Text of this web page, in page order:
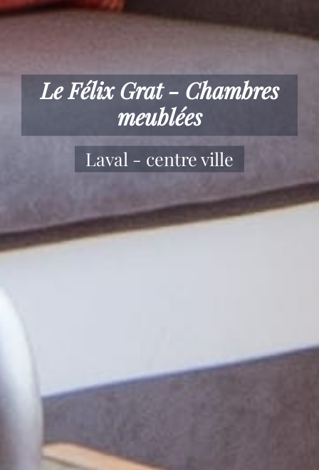
Le Félix Grat - Chambres
meublées
Laval - centre ville